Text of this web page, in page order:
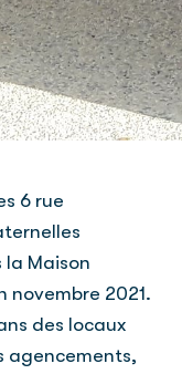
6 rue
Maison
novembre 2021.
des locaux
agencements,